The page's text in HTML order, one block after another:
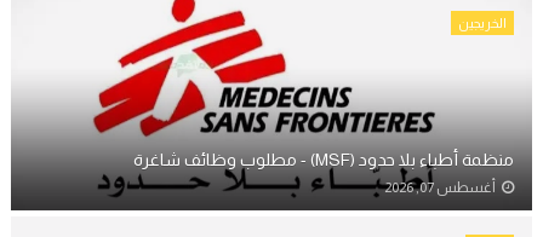
الخريجين
منظمة أطباء بلا حدود (MSF) - مطلوب وظائف شاغرة
أغسطس 07, 2026